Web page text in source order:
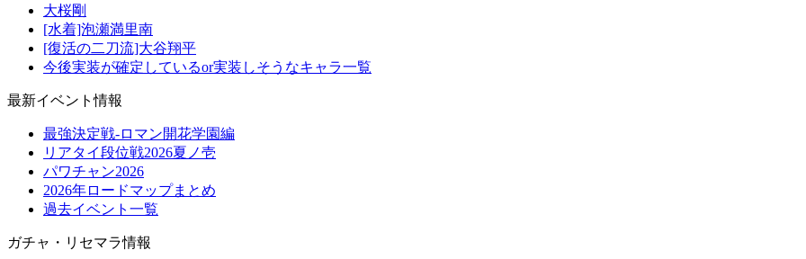
大桜剛
[水着]泡瀬満里南
[復活の二刀流]大谷翔平
今後実装が確定しているor実装しそうなキャラ一覧
最新イベント情報
最強決定戦-ロマン開花学園編
リアタイ段位戦2026夏ノ壱
パワチャン2026
2026年ロードマップまとめ
過去イベント一覧
ガチャ・リセマラ情報